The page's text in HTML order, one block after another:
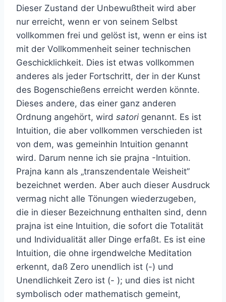
Dieser Zustand der Unbewußtheit wird aber
nur erreicht, wenn er von seinem Selbst
vollkommen frei und gelöst ist, wenn er eins ist
mit der Vollkommenheit seiner technischen
Geschicklichkeit. Dies ist etwas vollkommen
anderes als jeder Fortschritt, der in der Kunst
des Bogenschießens erreicht werden könnte.
Dieses andere, das einer ganz anderen
Ordnung angehört, wird satori genannt. Es ist
Intuition, die aber vollkommen verschieden ist
von dem, was gemeinhin Intuition genannt
wird. Darum nenne ich sie prajna -Intuition.
Prajna kann als „transzendentale Weisheit”
bezeichnet werden. Aber auch dieser Ausdruck
vermag nicht alle Tönungen wiederzugeben,
die in dieser Bezeichnung enthalten sind, denn
prajna ist eine Intuition, die sofort die Totalität
und Individualität aller Dinge erfaßt. Es ist eine
Intuition, die ohne irgendwelche Meditation
erkennt, daß Zero unendlich ist (-) und
Unendlichkeit Zero ist (- ); und dies ist nicht
symbolisch oder mathematisch gemeint,